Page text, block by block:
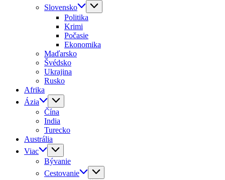
Slovensko
Politika
Krimi
Počasie
Ekonomika
Maďarsko
Švédsko
Ukrajina
Rusko
Afrika
Ázia
Čína
India
Turecko
Austrália
Viac
Bývanie
Cestovanie